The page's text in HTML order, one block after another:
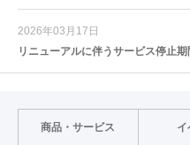
2026年03月17日
リニューアルに伴うサービス停止
商品・サービス イ